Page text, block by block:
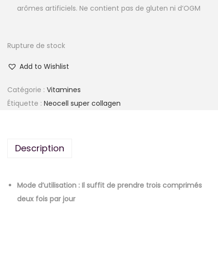
arômes artificiels. Ne contient pas de gluten ni d’OGM
Rupture de stock
Add to Wishlist
Catégorie : Vitamines
Étiquette : Neocell super collagen
Description
Mode d’utilisation : Il suffit de prendre trois comprimés
deux fois par jour